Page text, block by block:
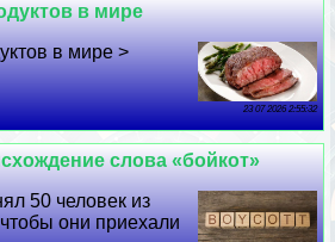
в мире
в мире >
23 07 2026 2:55:32
слова «бойкот»
50 человек из
они приехали